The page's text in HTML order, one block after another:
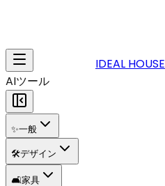
IDEAL HOUSE
AIツール
✨一般
🛠️デザイン
🛋️家具